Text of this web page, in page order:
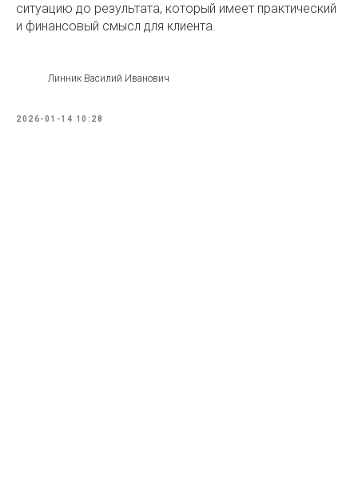
ситуацию до результата, который имеет практический
и финансовый смысл для клиента.
Линник Василий Иванович
2026-01-14 10:28